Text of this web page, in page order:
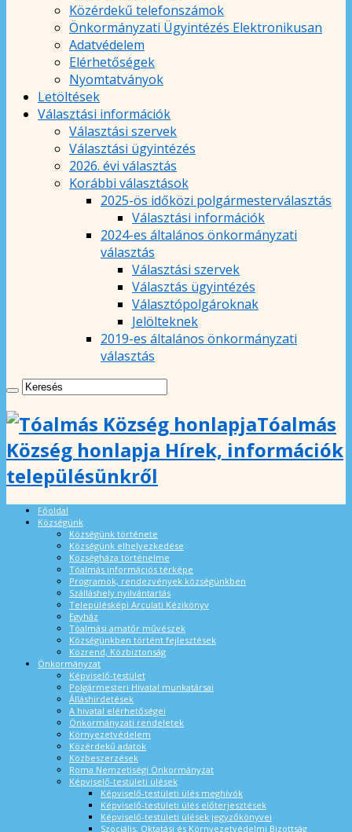
Közérdekű telefonszámok
Önkormányzati Ügyintézés Elektronikusan
Adatvédelem
Elérhetőségek
Nyomtatványok
Letöltések
Választási információk
Választási szervek
Választási ügyintézés
2026. évi választás
Korábbi választások
2025-ös időközi polgármesterválasztás
Választási információk
2024-es általános önkormányzati
választás
Választási szervek
Választás ügyintézés
Választópolgároknak
Jelölteknek
2019-es általános önkormányzati
választás
Tóalmás
Község honlapja Hírek, információk
településünkről
Főoldal
Községünk
Községünk története
Községünk elhelyezkedése
Községháza történelme
Tóalmás információs térképe
Programok, rendezvények községünkben
Szálláshely nyilvántartás
Településképi Arculati Kézikönyv
Egyház
Tóalmási amatőr művészek
Községünkben történt fejlesztések
Közrend, Közbiztonság
Önkormányzat
Képviselő-testület
Polgármesteri Hivatal munkatársai
Álláshirdetések
A hivatal elérhetőségei
Önkormányzati rendeletek
Környezetvédelem
Közérdekű adatok
Közbeszerzések
Roma Nemzetiségi Önkormányzat
Képviselő-testületi ülések
Képviselő-testületi ülés meghívók
Képviselő-testületi ülés előterjesztések
Képviselő-testületi ülések jegyzőkönyvei
Szociális, Oktatási és Környezetvédelmi Bizottság